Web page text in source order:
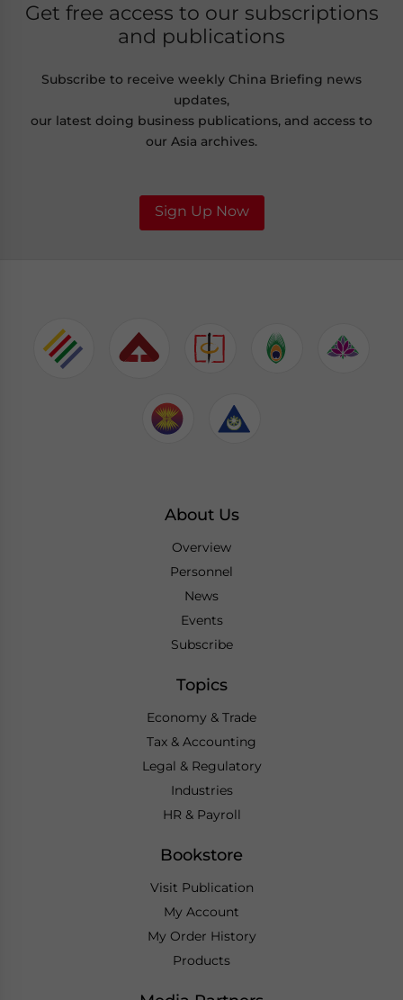
Get free access to our subscriptions
and publications
Subscribe to receive weekly China Briefing news
updates,
our latest doing business publications, and access to
our Asia archives.
Sign Up Now
About Us
Overview
Personnel
News
Events
Subscribe
Topics
Economy & Trade
Tax & Accounting
Legal & Regulatory
Industries
HR & Payroll
Bookstore
Visit Publication
My Account
My Order History
Products